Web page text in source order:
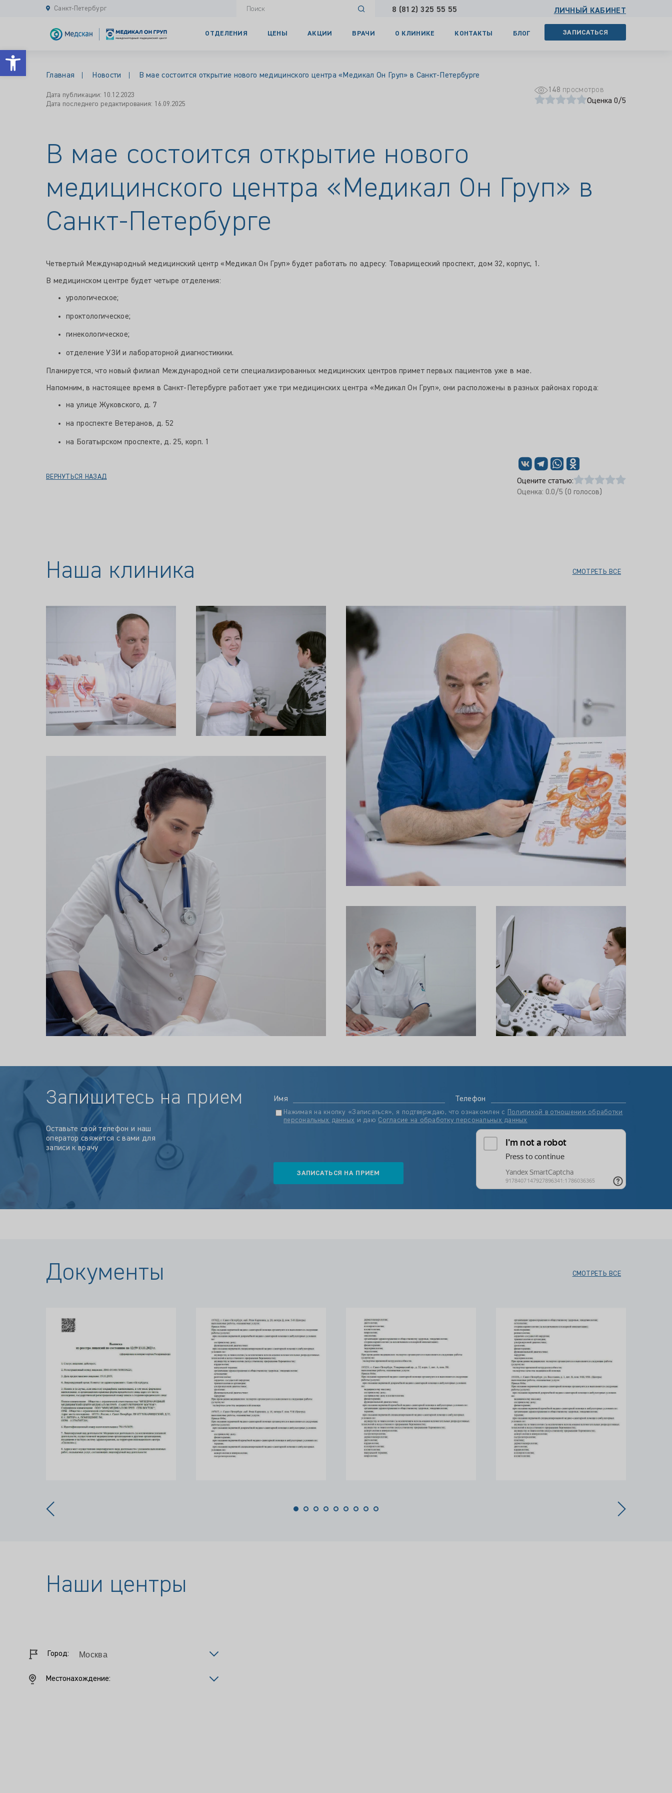
Открыть панель инструментов
Санкт-Петербург 8 (812) 325 55 55 ЛИЧНЫЙ КАБИНЕТ
ОТДЕЛЕНИЯ ЦЕНЫ АКЦИИ ВРАЧИ О КЛИНИКЕ КОНТАКТЫ БЛОГ ЗАПИСАТЬСЯ
Главная Новости В мае состоится открытие нового медицинского центра «Медикал Он Груп» в Санкт-Петербурге
Дата публикации: 10.12.2023
Дата последнего редактирования: 16.09.2025
148 просмотров
Оценка 0/5
В мае состоится открытие нового
медицинского центра «Медикал Он Груп» в
Санкт-Петербурге
Четвертый Международный медицинский центр «Медикал Он Груп» будет работать по адресу: Товарищеский проспект, дом 32, корпус, 1.
В медицинском центре будет четыре отделения:
урологическое;
проктологическое;
гинекологическое;
отделение УЗИ и лабораторной диагностикики.
Планируется, что новый филиал Международной сети специализированных медицинских центров примет первых пациентов уже в мае.
Напомним, в настоящее время в Санкт-Петербурге работает уже три медицинских центра «Медикал Он Груп», они расположены в разных районах города:
на улице Жуковского, д. 7
на проспекте Ветеранов, д. 52
на Богатырском проспекте, д. 25, корп. 1
ВЕРНУТЬСЯ НАЗАД
Оцените статью:
Оценка: 0.0/5 (0 голосов)
Наша клиника СМОТРЕТЬ ВСЕ
Запишитесь на прием
Оставьте свой телефон и наш
оператор свяжется с вами для
записи к врачу
Имя Телефон
Нажимая на кнопку «Записаться», я подтверждаю, что ознакомлен с
Политикой в отношении обработки
персональных данных и даю Согласие на обработку персональных данных
Документы СМОТРЕТЬ ВСЕ
Наши центры
Город:
Местонахождение: